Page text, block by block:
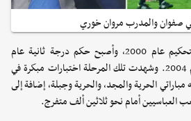
صفوان والمدرب مروان خوري
انتسب عثمان إلى سلك التحكيم عام 2000، وأصبح حكم درجة ثانية عام
2002، ثم حكم درجة أولى عام 2004. وشهدت تلك المرحلة اختبارات مبكرة في
مباراتي الحرية والمجد، والحرية وجبلة، إضافة إلى
العباسيين أمام نحو ثلاثين ألف متفرج.